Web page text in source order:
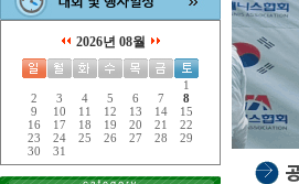
2026년 08월
1
2
3 4 5 6 7
8
9
10 11 12 13 14
15
16
17 18 19 20 21
22
23
24 25 26 27 28
29
30
31